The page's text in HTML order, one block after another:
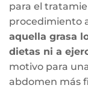
para el
procedimiento
aquella grasa
dietas ni a
motivo para
abdomen más